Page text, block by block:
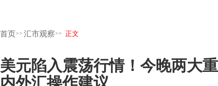
首页>> 汇市观察>> 正文
美元陷入震荡行情！今晚两大